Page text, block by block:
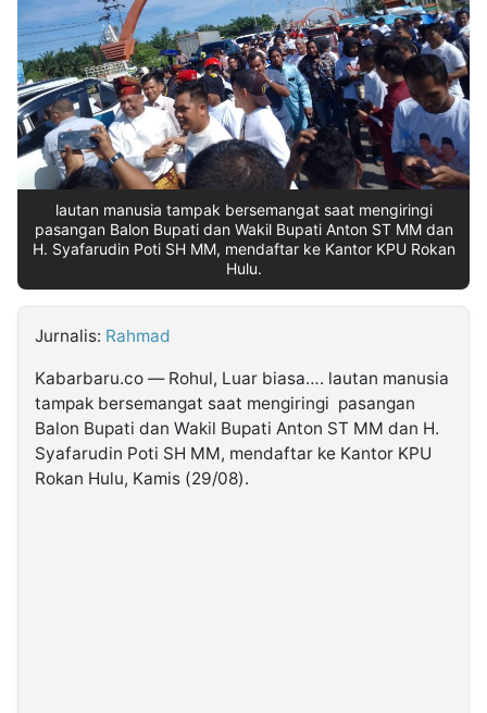
Insight
NTB
Suara
Time
Lens
IDN
Daily
Jogja
Jalan
Rakyat
Idealita
News
Kita
Notice
Radar
Baru
Seedbacklink
Follow
Kabarbaru
Kabarbaru.co
2026
lautan manusia tampak bersemangat saat mengiringi
pasangan Balon Bupati dan Wakil Bupati Anton ST MM dan
H. Syafarudin Poti SH MM, mendaftar ke Kantor KPU Rokan
Hulu.
Jurnalis: Rahmad
Kabarbaru.co — Rohul, Luar biasa…. lautan manusia
tampak bersemangat saat mengiringi pasangan
Balon Bupati dan Wakil Bupati Anton ST MM dan H.
Syafarudin Poti SH MM, mendaftar ke Kantor KPU
Rokan Hulu, Kamis (29/08).